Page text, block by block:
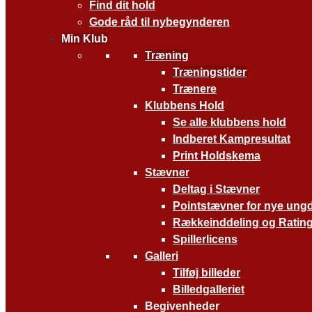
Find dit hold
Gode råd til nybegynderen
Min Klub
Træning
Træningstider
Trænere
Klubbens Hold
Se alle klubbens hold
Indberet Kampresultat
Print Holdskema
Stævner
Deltag i Stævner
Pointstævner for nye
Rækkeinddeling og Rating
Spillerlicens
Galleri
Tilføj billeder
Billedgalleriet
Begivenheder